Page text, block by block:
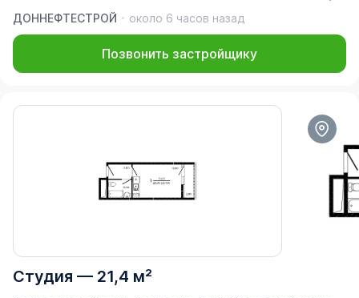
ДОННЕФТЕСТРОЙ
около 6 часов назад
Позвонить застройщику
Студия — 21,4 м²